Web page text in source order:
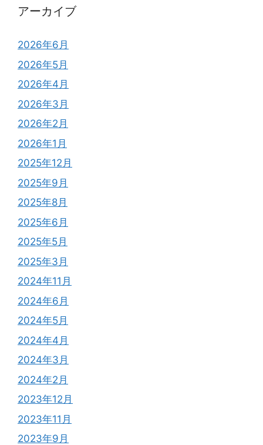
アーカイブ
2026年6月
2026年5月
2026年4月
2026年3月
2026年2月
2026年1月
2025年12月
2025年9月
2025年8月
2025年6月
2025年5月
2025年3月
2024年11月
2024年6月
2024年5月
2024年4月
2024年3月
2024年2月
2023年12月
2023年11月
2023年9月